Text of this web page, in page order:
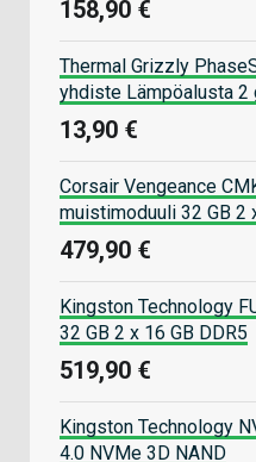
158,90 €
Thermal Grizzly
yhdiste Lämpöalusta 2
13,90 €
Corsair Vengeance
muistimoduuli 32 GB 2
479,90 €
Kingston Technology
32 GB 2 x 16 GB DDR5
519,90 €
Kingston Technology
4.0 NVMe 3D NAND